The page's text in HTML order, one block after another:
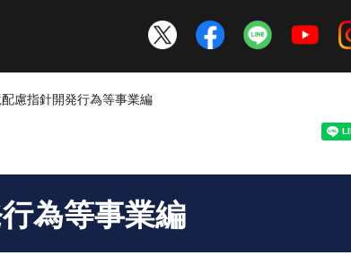
慮指針開発行為等事業編
為等事業編